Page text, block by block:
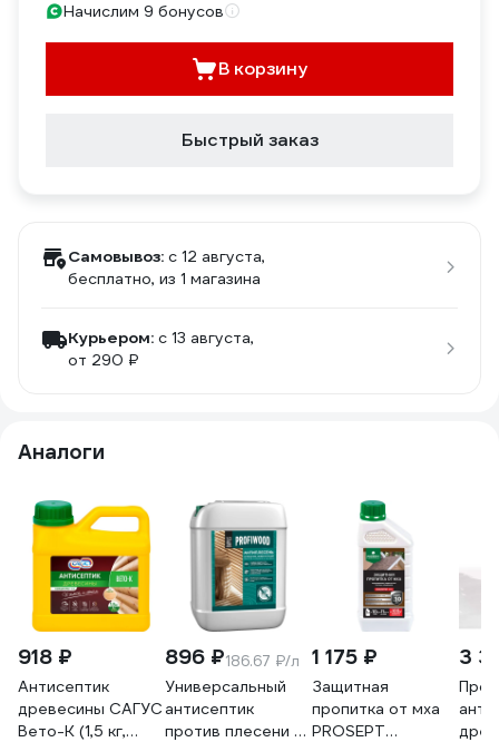
Начислим 9 бонусов
В корзину
Быстрый заказ
Самовывоз: c 12 августа,
бесплатно, из 1 магазина
Курьером: c 13 августа,
от 290 ₽
Аналоги
918 ₽
Антисептик
древесины САГУС
Вето-К (1,5 кг,
896 ₽186.67 ₽/л
Универсальный
антисептик
против плесени и
1 175 ₽
Защитная
пропитка от мха
PROSEPT
3